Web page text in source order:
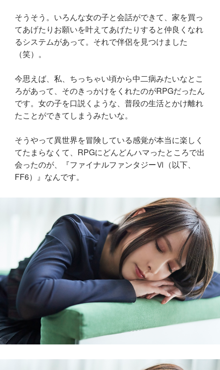
そうそう。いろんな女の子と会話ができて、家を買っ
てあげたりお願いを叶えてあげたりすると仲良くなれ
るシステムがあって。それで伴侶を見つけました
（笑）。
今思えば、私、ちっちゃい頃から中二病みたいなとこ
ろがあって、そのきっかけをくれたのがRPGだったん
です。女の子を口説くような、普段の生活とかけ離れ
たことができてしまうみたいな。
そうやって異世界を冒険している感覚が本当に楽しく
てたまらなくて、RPGにどんどんハマったところで出
会ったのが、『ファイナルファンタジーⅥ（以下、
FF6）』なんです。